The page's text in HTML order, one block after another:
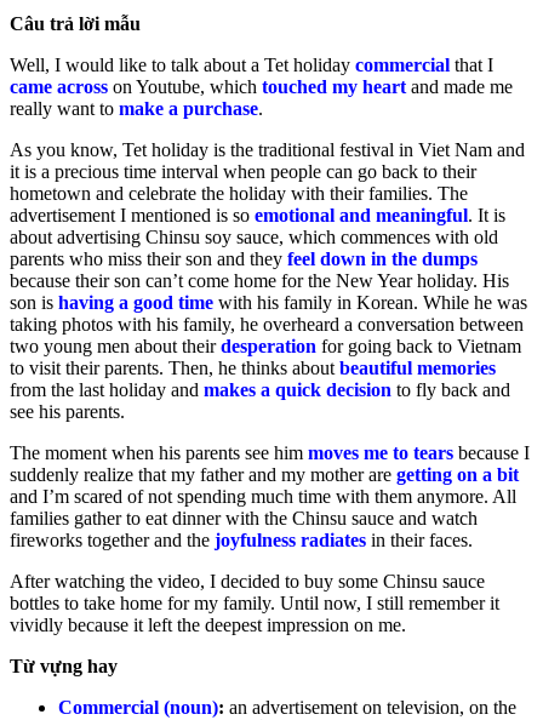
Câu trả lời mẫu
Well, I would like to talk about a Tet holiday commercial that I
came across on Youtube, which touched my heart and made me
really want to make a purchase.
As you know, Tet holiday is the traditional festival in Viet Nam and
it is a precious time interval when people can go back to their
hometown and celebrate the holiday with their families. The
advertisement I mentioned is so emotional and meaningful. It is
about advertising Chinsu soy sauce, which commences with old
parents who miss their son and they feel down in the dumps
because their son can’t come home for the New Year holiday. His
son is having a good time with his family in Korean. While he was
taking photos with his family, he overheard a conversation between
two young men about theirdesperation for going back to Vietnam
to visit their parents. Then, he thinks about beautiful memories
from the last holiday and makes a quick decision to fly back and
see his parents.
The moment when his parents see him moves me to tears because I
suddenly realize that my father and my mother are getting on a bit
and I’m scared of not spending much time with them anymore. All
families gather to eat dinner with the Chinsu sauce and watch
fireworks together and the joyfulness radiates in their faces.
After watching the video, I decided to buy some Chinsu sauce
bottles to take home for my family. Until now, I still remember it
vividly because it left the deepest impression on me.
Từ vựng hay
Commercial (noun): an advertisement on television, on the